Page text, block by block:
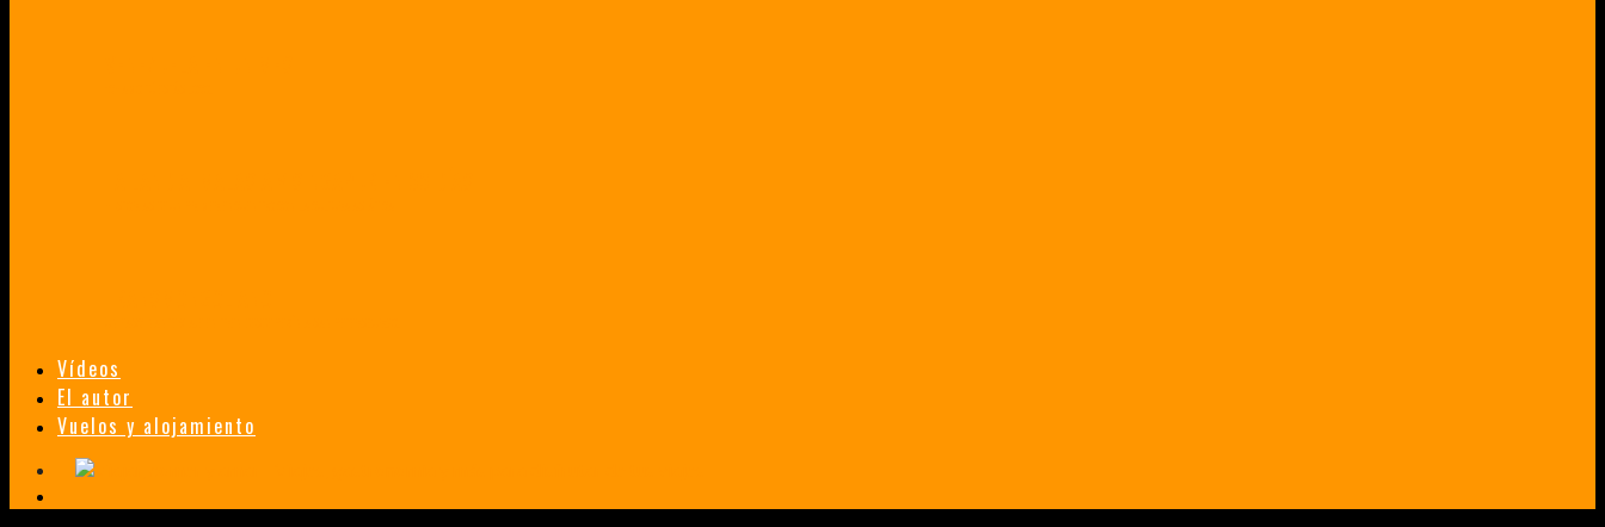
Vídeos
El autor
Vuelos y alojamiento